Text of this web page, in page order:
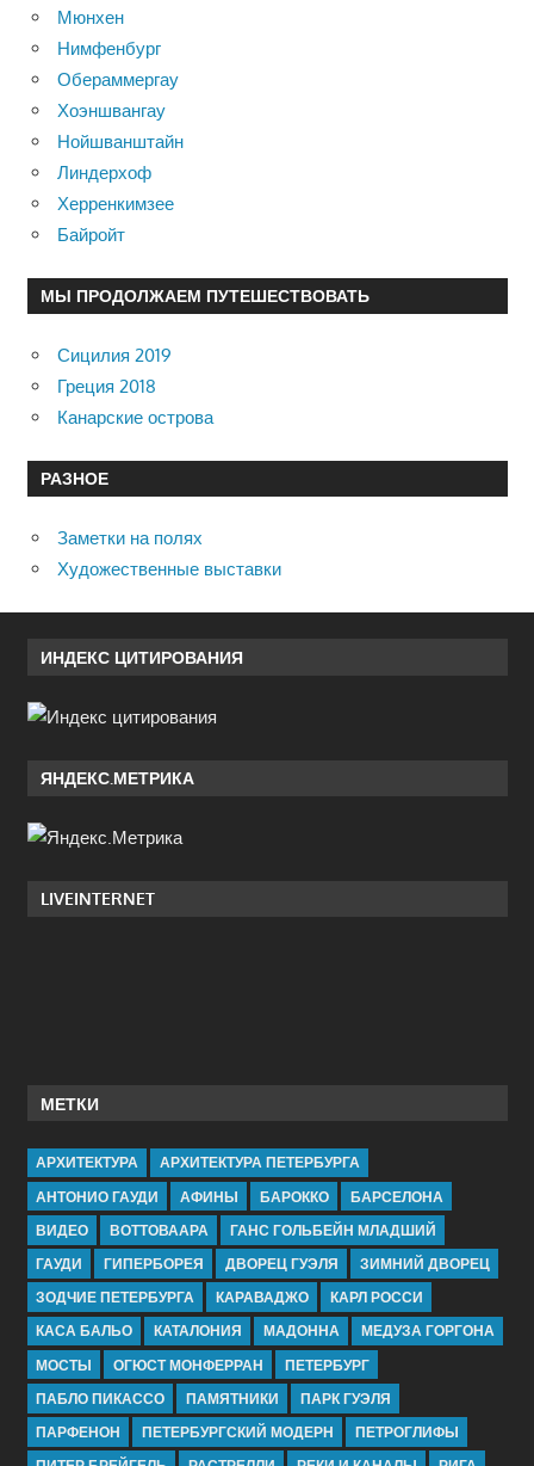
Мюнхен
Нимфенбург
Обераммергау
Хоэншвангау
Нойшванштайн
Линдерхоф
Херренкимзее
Байройт
МЫ ПРОДОЛЖАЕМ ПУТЕШЕСТВОВАТЬ
Сицилия 2019
Греция 2018
Канарские острова
РАЗНОЕ
Заметки на полях
Художественные выставки
ИНДЕКС ЦИТИРОВАНИЯ
ЯНДЕКС.МЕТРИКА
LIVEINTERNET
МЕТКИ
АРХИТЕКТУРА
АРХИТЕКТУРА ПЕТЕРБУРГА
АНТОНИО ГАУДИ
АФИНЫ БАРОККО
БАРСЕЛОНА
ВИДЕО
ВОТТОВААРА
ГАНС ГОЛЬБЕЙН МЛАДШИЙ
ГАУДИ
ГИПЕРБОРЕЯ ДВОРЕЦ ГУЭЛЯ
ЗИМНИЙ ДВОРЕЦ
ЗОДЧИЕ ПЕТЕРБУРГА
КАРАВАДЖО
КАРЛ РОССИ
КАСА БАЛЬО
КАТАЛОНИЯ МАДОННА
МЕДУЗА ГОРГОНА
МОСТЫ
ОГЮСТ МОНФЕРРАН
ПЕТЕРБУРГ
ПАБЛО ПИКАССО
ПАМЯТНИКИ
ПАРК ГУЭЛЯ
ПАРФЕНОН
ПЕТЕРБУРГСКИЙ МОДЕРН
ПЕТРОГЛИФЫ